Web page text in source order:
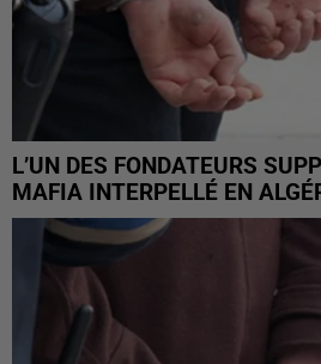
L’UN DES FONDATEURS
MAFIA INTERPELLÉ EN